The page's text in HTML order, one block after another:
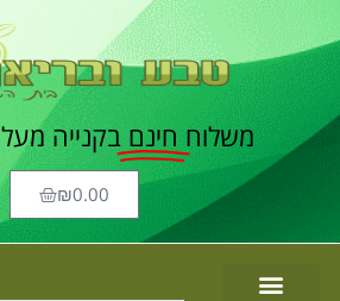
משלוח חינם בקנייה מעל 400 ש"ח
₪0.00